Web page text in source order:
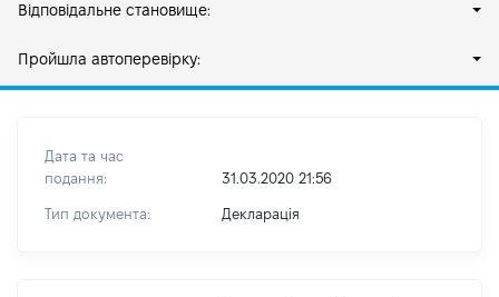
Відповідальне становище:
Пройшла автоперевірку:
Дата та час
подання:
31.03.2020 21:56
Тип документа: Декларація